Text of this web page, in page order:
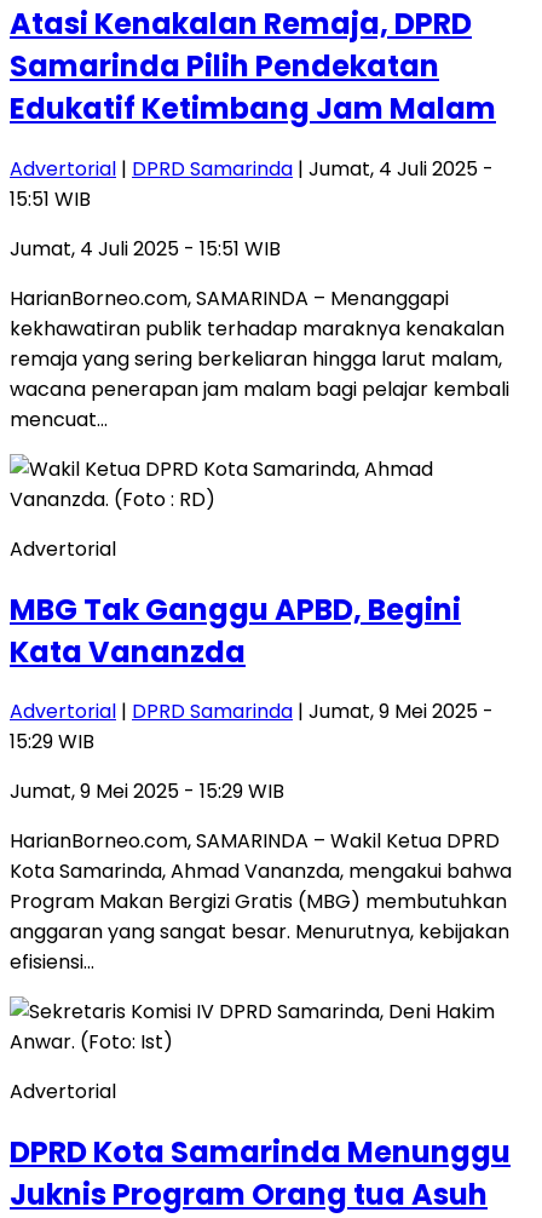
Atasi Kenakalan Remaja, DPRD
Samarinda Pilih Pendekatan
Edukatif Ketimbang Jam Malam
Advertorial | DPRD Samarinda | Jumat, 4 Juli 2025 -
15:51 WIB
Jumat, 4 Juli 2025 - 15:51 WIB
HarianBorneo.com, SAMARINDA – Menanggapi
kekhawatiran publik terhadap maraknya kenakalan
remaja yang sering berkeliaran hingga larut malam,
wacana penerapan jam malam bagi pelajar kembali
mencuat…
Advertorial
MBG Tak Ganggu APBD, Begini
Kata Vananzda
Advertorial | DPRD Samarinda | Jumat, 9 Mei 2025 -
15:29 WIB
Jumat, 9 Mei 2025 - 15:29 WIB
HarianBorneo.com, SAMARINDA – Wakil Ketua DPRD
Kota Samarinda, Ahmad Vananzda, mengakui bahwa
Program Makan Bergizi Gratis (MBG) membutuhkan
anggaran yang sangat besar. Menurutnya, kebijakan
efisiensi…
Advertorial
DPRD Kota Samarinda Menunggu
Juknis Program Orang tua Asuh